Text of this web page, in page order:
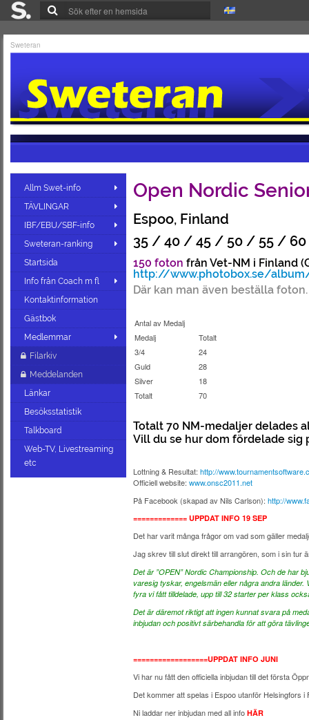
Sweteran
Allm Swet-info
TÄVLINGAR
IBF/EBU/SBF-info
Sweteran-ranking
Startsida
Info från Coach m fl
Kontaktinformation
Gästbok
Medlemmar
Filarkiv
Meddelanden
Länkar
Besöksstatistik
Talkboard
Web-TV, Livestreaming
etc
Open Nordic
Espoo, Finland
35 / 40 / 45 / 50 / 55 / 60
150 foton från Vet-NM i Finland
http://www.photobox.se/
Där kan man även beställa foton.
Antal av Medalj
Medalj
Totalt
3/4
24
Guld
28
Silver
18
Totalt
70
Totalt 70 NM-medaljer delades
Vill du se hur dom fördelade sig
Lottning & Resultat: http://
Officiell website: www.onsc2011.net
På Facebook (skapad av Nils Carlson): http://
============= UPPDAT INFO 19 SEP
Det har varit många frågor om vad som gäller
Jag skrev till slut direkt till arrangören, som i sin tur
Det är ”OPEN” Nordic Championship. Och de har
varesig tyskar, engelsmän eller några andra
fyra vi fått tilldelade, upp till 32 starter per klass
Det är däremot riktigt att ingen kunnat svara på
inbjudan och positivt särbehandla för att göra
==================UPPDAT INFO JUNI
Vi har nu fått den officiella inbjudan till det första
Det kommer att spelas i Espoo utanför Helsingfors i
Ni laddar ner inbjudan med all info HÄR